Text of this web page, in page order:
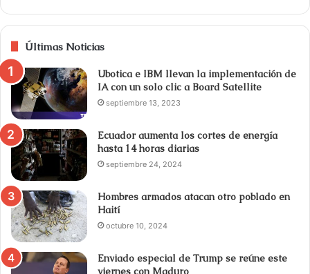
Últimas Noticias
Ubotica e IBM llevan la implementación de
IA con un solo clic a Board Satellite
septiembre 13, 2023
Ecuador aumenta los cortes de energía
hasta 14 horas diarias
septiembre 24, 2024
Hombres armados atacan otro poblado en
Haití
octubre 10, 2024
Enviado especial de Trump se reúne este
viernes con Maduro